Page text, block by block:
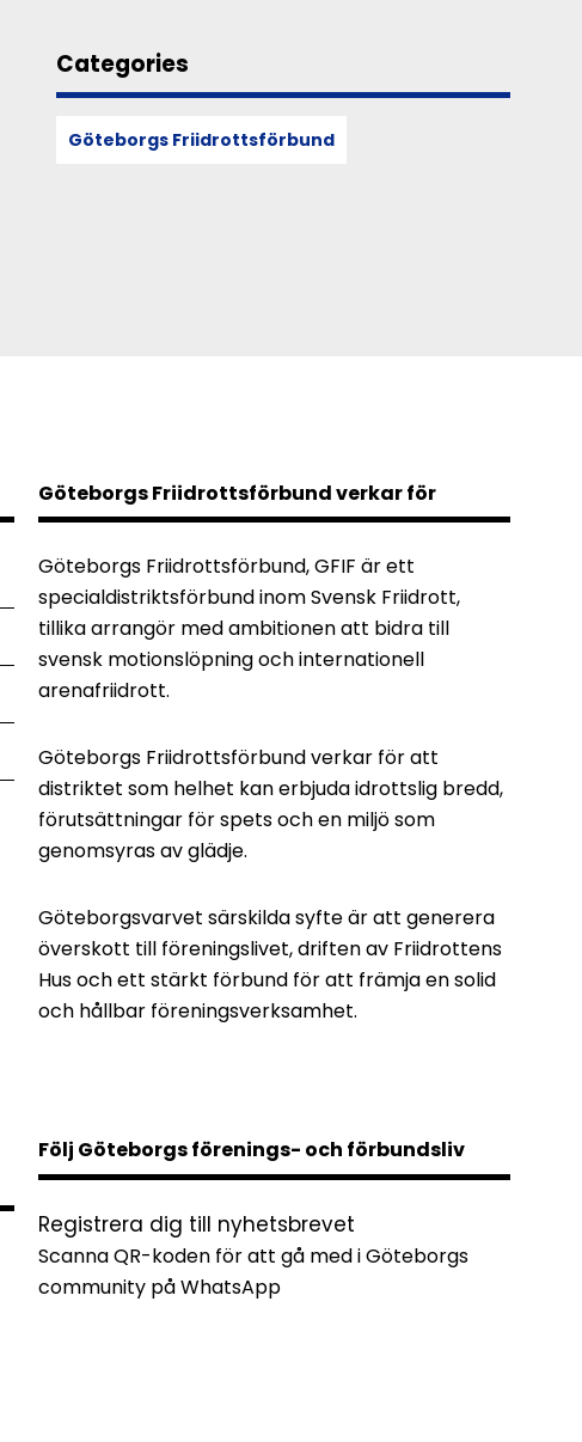
Categories
Göteborgs Friidrottsförbund
Göteborgs Friidrottsförbund verkar för
Göteborgs Friidrottsförbund, GFIF är ett
specialdistriktsförbund inom Svensk Friidrott,
tillika arrangör med ambitionen att bidra till
svensk motionslöpning och internationell
arenafriidrott.
Göteborgs Friidrottsförbund verkar för att
distriktet som helhet kan erbjuda idrottslig bredd,
förutsättningar för spets och en miljö som
genomsyras av glädje.
Göteborgsvarvet särskilda syfte är att generera
överskott till föreningslivet, driften av Friidrottens
Hus och ett stärkt förbund för att främja en solid
och hållbar föreningsverksamhet.
Följ Göteborgs förenings- och förbundsliv
Registrera dig till nyhetsbrevet
Scanna QR-koden för att gå med i Göteborgs
community på WhatsApp